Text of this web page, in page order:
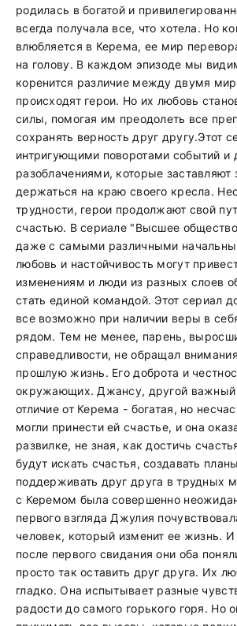
родилась в богатой и
всегда получала все, что хотела. Но
влюбляется в Керема, ее мир
на голову. В каждом эпизоде мы
коренится различие между двумя
происходят герои. Но их любовь
силы, помогая им преодолеть все
сохранять верность друг другу.Этот
интригующими поворотами событий и
разоблачениями, которые заставляют
держаться на краю своего кресла.
трудности, герои продолжают свой
счастью. В сериале "Высшее
даже с самыми различными
любовь и настойчивость могут
изменениям и люди из разных слоев
стать единой командой. Этот сериал
все возможно при наличии веры в
рядом. Тем не менее, парень,
справедливости, не обращал
прошлую жизнь. Его доброта и
окружающих. Джансу, другой важный
отличие от Керема - богатая, но
могли принести ей счастье, и она
развилке, не зная, как достичь
будут искать счастья, создавать
поддерживать друг друга в трудных
с Керемом была совершенно
первого взгляда Джулия
человек, который изменит ее жизнь.
после первого свидания они оба
просто так оставить друг друга. Их
гладко. Она испытывает разные
радости до самого горького горя. Но